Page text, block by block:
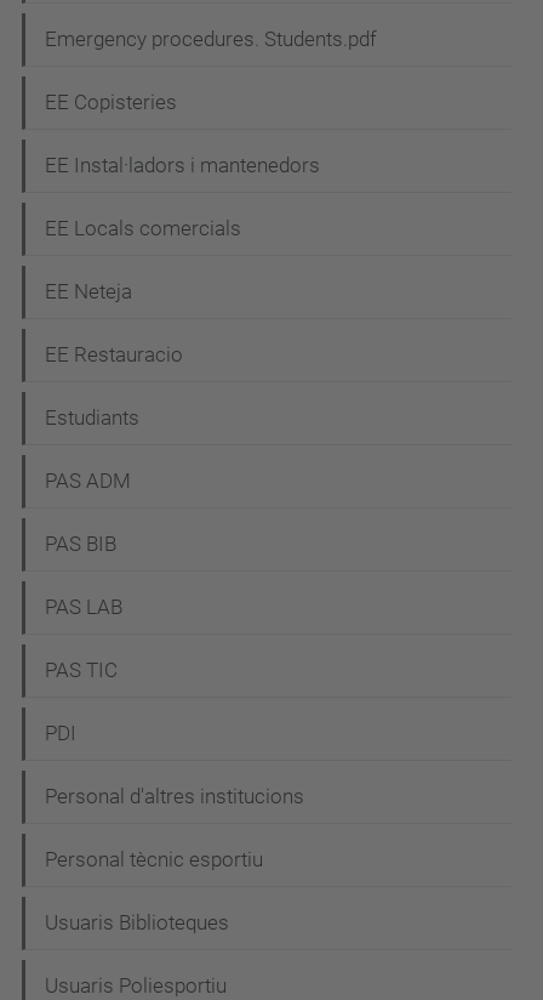
i
ó
Emergency procedures. Students.pdf
EE Copisteries
EE Instal·ladors i mantenedors
EE Locals comercials
EE Neteja
EE Restauracio
Estudiants
PAS ADM
PAS BIB
PAS LAB
PAS TIC
PDI
Personal d'altres institucions
Personal tècnic esportiu
Usuaris Biblioteques
Usuaris Poliesportiu